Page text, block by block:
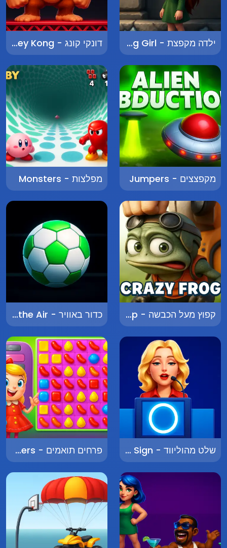
ילדה מקפצת - Jumping Girl דונקי קונג - Donkey Kong
מקפצצים - Jumpers מפלצות - Monsters
קפוץ מעל הכבשה - Jump Over the Sheep כדור באוויר - Ball in the Air
שלט מהוליווד - Hollywood Sign פרחים תואמים - Matching Flowers